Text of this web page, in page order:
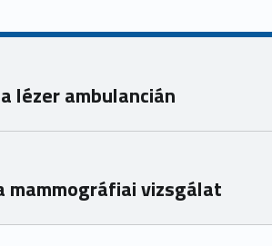
lézer ambulancián
mammográfiai vizsgálat